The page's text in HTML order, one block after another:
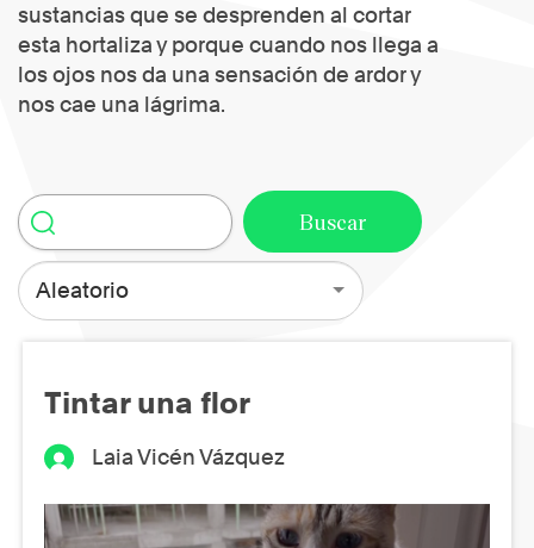
sustancias que se desprenden al cortar
esta hortaliza y porque cuando nos llega a
los ojos nos da una sensación de ardor y
nos cae una lágrima.
Aleatorio
Tintar una flor
Laia Vicén Vázquez